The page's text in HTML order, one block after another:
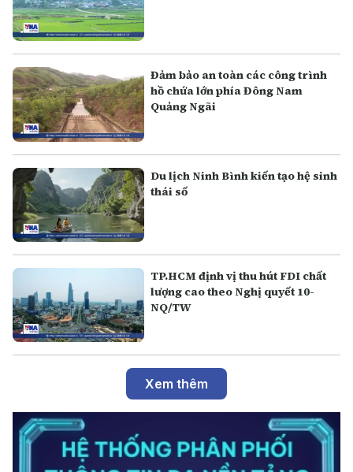
Đảm bảo an toàn các công trình
hồ chứa lớn phía Đông Nam
Quảng Ngãi
Du lịch Ninh Bình kiến tạo hệ sinh
thái số
TP.HCM định vị thu hút FDI chất
lượng cao theo Nghị quyết 10-
NQ/TW
Xem thêm